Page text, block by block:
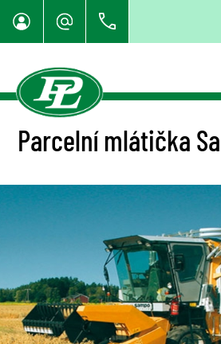
Parcelní mlátička